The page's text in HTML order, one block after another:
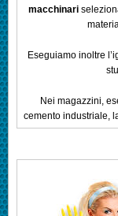
macchinari
Eseguiamo inoltre
Nei magazzini,
cemento industriale,